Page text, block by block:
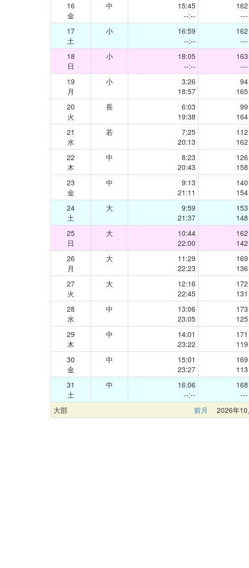
16
金
中
15:45
--:--
162
---
17
土
小
16:59
--:--
162
---
18
日
小
18:05
--:--
163
---
19
月
小
3:26
18:57
94
165
20
火
長
6:03
19:38
99
164
21
水
若
7:25
20:13
112
162
22
木
中
8:23
20:43
126
158
23
金
中
9:13
21:11
140
154
24
土
大
9:59
21:37
153
148
25
日
大
10:44
22:00
162
142
26
月
大
11:29
22:23
169
136
27
火
大
12:16
22:45
172
131
28
水
中
13:06
23:05
173
125
29
木
中
14:01
23:22
171
119
30
金
中
15:01
23:27
169
113
31
土
中
16:06
--:--
168
---
大部 前月 2026年10